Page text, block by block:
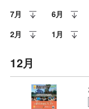
7月
6月
2月
1月
12月